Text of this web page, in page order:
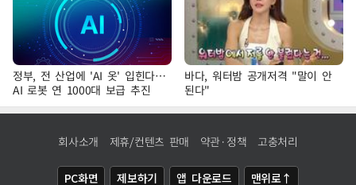
정부, 전 산업에 'AI 옷' 입힌다…
AI 로봇 연 1000대 보급 추진
바다, 워터밤 공개저격 "말이 안
된다"
회사소개 제휴/컨텐츠 판매 약관·정책 고충처리
PC화면 제보하기 앱 다운로드 맨위로↑